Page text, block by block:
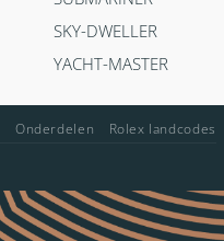
SKY-DWELLER
YACHT-MASTER
Onderdelen Rolex landcodes